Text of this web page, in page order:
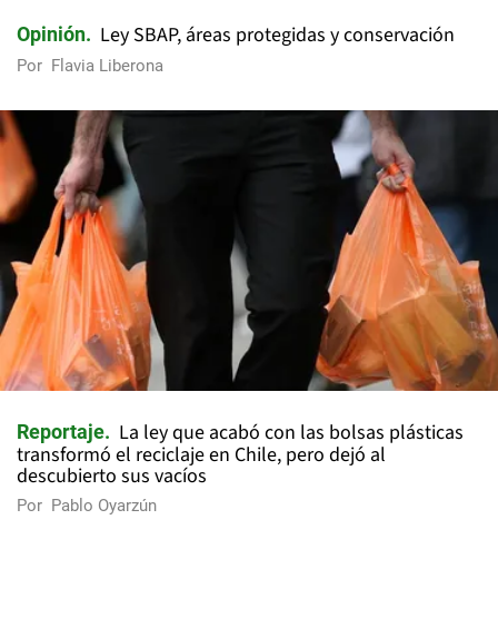
Opinión Ley SBAP, áreas protegidas y conservación
Por Flavia Liberona
Reportaje
La ley que acabó con las bolsas plásticas
transformó el reciclaje en Chile, pero dejó al
descubierto sus vacíos
Por Pablo Oyarzún